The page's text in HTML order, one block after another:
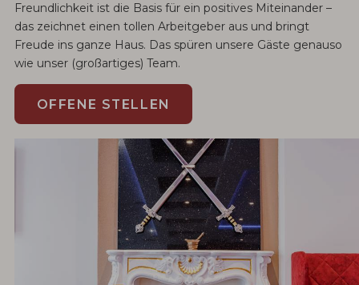
Freundlichkeit ist die Basis für ein positives Miteinander –
das zeichnet einen tollen Arbeitgeber aus und bringt
Freude ins ganze Haus. Das spüren unsere Gäste genauso
wie unser (großartiges) Team.
OFFENE STELLEN